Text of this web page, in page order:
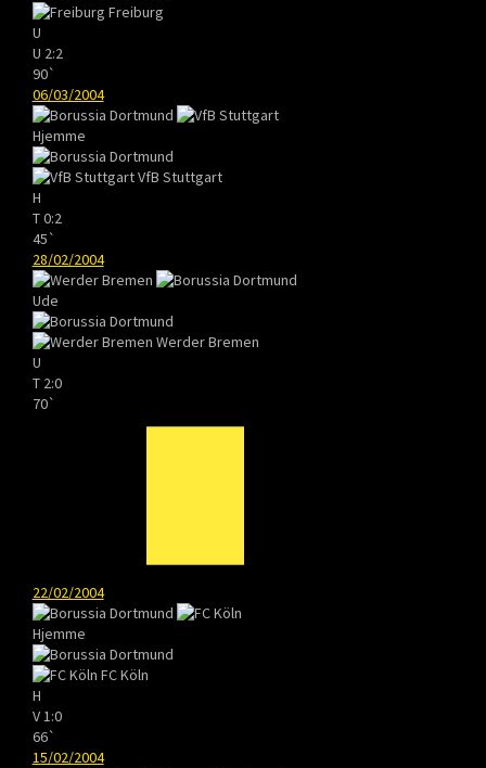
Freiburg
U
U 2:2
90`
06/03/2004
Hjemme
VfB Stuttgart
H
T0:2
45`
28/02/2004
Ude
Werder Bremen
U
T 2:0
70`
22/02/2004
Hjemme
FC Köln
H
V 1:0
66`
15/02/2004